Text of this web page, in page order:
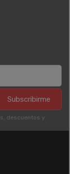
Subscribirme
descuentos y